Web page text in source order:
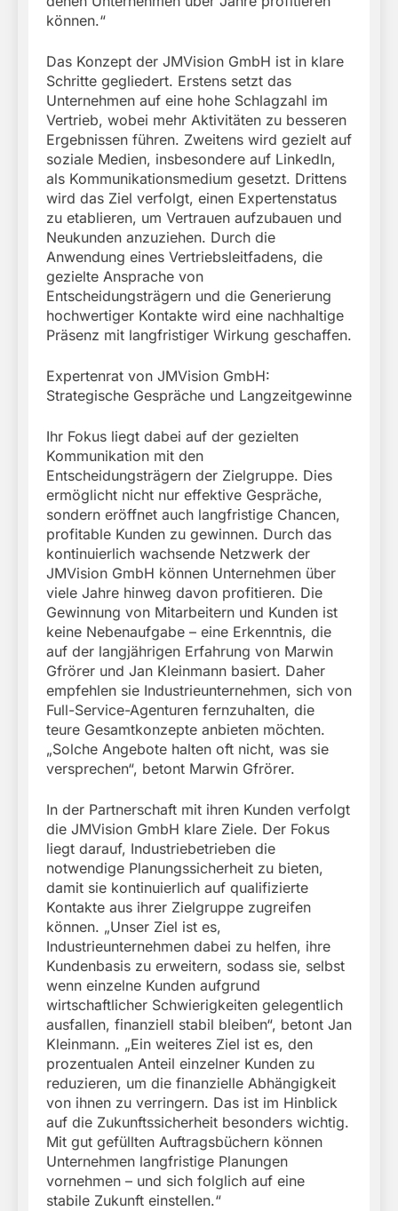
können.“
Das Konzept der JMVision GmbH ist in klare
Schritte gegliedert. Erstens setzt das
Unternehmen auf eine hohe Schlagzahl im
Vertrieb, wobei mehr Aktivitäten zu besseren
Ergebnissen führen. Zweitens wird gezielt auf
soziale Medien, insbesondere auf LinkedIn,
als Kommunikationsmedium gesetzt. Drittens
wird das Ziel verfolgt, einen Expertenstatus
zu etablieren, um Vertrauen aufzubauen und
Neukunden anzuziehen. Durch die
Anwendung eines Vertriebsleitfadens, die
gezielte Ansprache von
Entscheidungsträgern und die Generierung
hochwertiger Kontakte wird eine nachhaltige
Präsenz mit langfristiger Wirkung geschaffen.
Expertenrat von JMVision GmbH:
Strategische Gespräche und Langzeitgewinne
Ihr Fokus liegt dabei auf der gezielten
Kommunikation mit den
Entscheidungsträgern der Zielgruppe. Dies
ermöglicht nicht nur effektive Gespräche,
sondern eröffnet auch langfristige Chancen,
profitable Kunden zu gewinnen. Durch das
kontinuierlich wachsende Netzwerk der
JMVision GmbH können Unternehmen über
viele Jahre hinweg davon profitieren. Die
Gewinnung von Mitarbeitern und Kunden ist
keine Nebenaufgabe – eine Erkenntnis, die
auf der langjährigen Erfahrung von Marwin
Gfrörer und Jan Kleinmann basiert. Daher
empfehlen sie Industrieunternehmen, sich von
Full-Service-Agenturen fernzuhalten, die
teure Gesamtkonzepte anbieten möchten.
„Solche Angebote halten oft nicht, was sie
versprechen“, betont Marwin Gfrörer.
In der Partnerschaft mit ihren Kunden verfolgt
die JMVision GmbH klare Ziele. Der Fokus
liegt darauf, Industriebetrieben die
notwendige Planungssicherheit zu bieten,
damit sie kontinuierlich auf qualifizierte
Kontakte aus ihrer Zielgruppe zugreifen
können. „Unser Ziel ist es,
Industrieunternehmen dabei zu helfen, ihre
Kundenbasis zu erweitern, sodass sie, selbst
wenn einzelne Kunden aufgrund
wirtschaftlicher Schwierigkeiten gelegentlich
ausfallen, finanziell stabil bleiben“, betont Jan
Kleinmann. „Ein weiteres Ziel ist es, den
prozentualen Anteil einzelner Kunden zu
reduzieren, um die finanzielle Abhängigkeit
von ihnen zu verringern. Das ist im Hinblick
auf die Zukunftssicherheit besonders wichtig.
Mit gut gefüllten Auftragsbüchern können
Unternehmen langfristige Planungen
vornehmen – und sich folglich auf eine
stabile Zukunft einstellen.“